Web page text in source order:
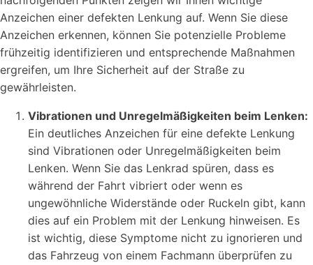
Anzeichen einer defekten Lenkung auf. Wenn Sie diese
Anzeichen erkennen, können Sie potenzielle Probleme
frühzeitig identifizieren und entsprechende Maßnahmen
ergreifen, um Ihre Sicherheit auf der Straße zu
gewährleisten.
Vibrationen und Unregelmäßigkeiten beim Lenken:
Ein deutliches Anzeichen für eine defekte Lenkung
sind Vibrationen oder Unregelmäßigkeiten beim
Lenken. Wenn Sie das Lenkrad spüren, dass es
während der Fahrt vibriert oder wenn es
ungewöhnliche Widerstände oder Ruckeln gibt, kann
dies auf ein Problem mit der Lenkung hinweisen. Es
ist wichtig, diese Symptome nicht zu ignorieren und
das Fahrzeug von einem Fachmann überprüfen zu